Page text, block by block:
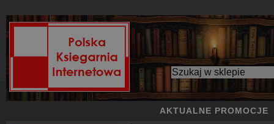
AKTUALNE PROMOCJE